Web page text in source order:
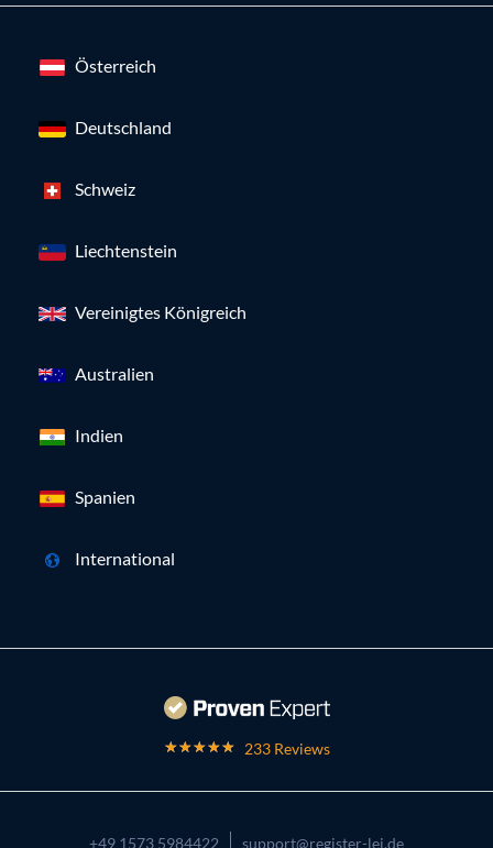
Österreich
Deutschland
Schweiz
Liechtenstein
Vereinigtes Königreich
Australien
Indien
Spanien
International
233 Reviews
+49 1573 5984422 support@register-lei.de